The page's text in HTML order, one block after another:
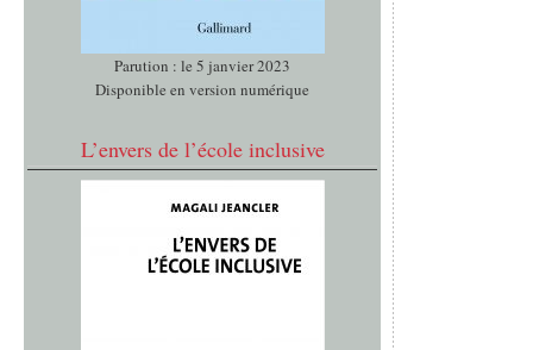
Parution : le 5 janvier 2023
Disponible en version numérique
L’envers de l’école inclusive